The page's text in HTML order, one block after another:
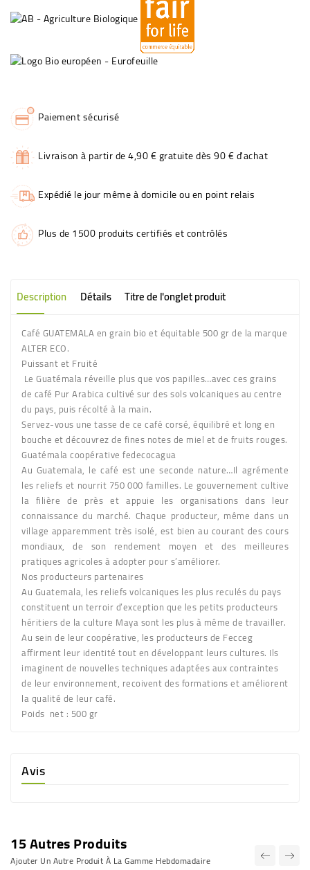
Paiement sécurisé
Livraison à partir de 4,90 € gratuite dès 90 € d'achat
Expédié le jour même à domicile ou en point relais
Plus de 1500 produits certifiés et contrôlés
Description Détails Titre de l'onglet produit
Café GUATEMALA en grain bio et équitable 500 gr de la marque
ALTER ECO.
Puissant et Fruité
Le Guatémala réveille plus que vos papilles…avec ces grains
de café Pur Arabica cultivé sur des sols volcaniques au centre
du pays, puis récolté à la main.
Servez-vous une tasse de ce café corsé, équilibré et long en
bouche et découvrez de fines notes de miel et de fruits rouges.
Guatémala coopérative fedecocagua
Au Guatemala, le café est une seconde nature…Il agrémente
les reliefs et nourrit 750 000 familles. Le gouvernement cultive
la filière de près et appuie les organisations dans leur
connaissance du marché. Chaque producteur, même dans un
village apparemment très isolé, est bien au courant des cours
mondiaux, de son rendement moyen et des meilleures
pratiques agricoles à adopter pour s’améliorer.
Nos producteurs partenaires
Au Guatemala, les reliefs volcaniques les plus reculés du pays
constituent un terroir d’exception que les petits producteurs
héritiers de la culture Maya sont les plus à même de travailler.
Au sein de leur coopérative, les producteurs de Fecceg
affirment leur identité tout en développant leurs cultures. Ils
imaginent de nouvelles techniques adaptées aux contraintes
de leur environnement, recoivent des formations et améliorent
la qualité de leur café.
Poids net : 500 gr
Avis
15 Autres Produits
Ajouter Un Autre Produit À La Gamme Hebdomadaire